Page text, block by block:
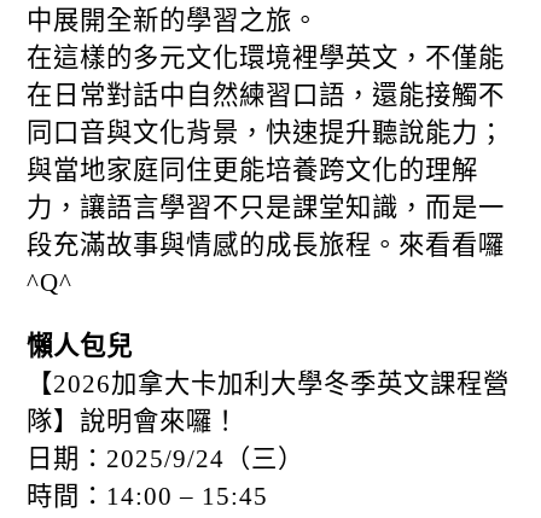
中展開全新的學習之旅。
在這樣的多元文化環境裡學英文，不僅能
在日常對話中自然練習口語，還能接觸不
同口音與文化背景，快速提升聽說能力；
與當地家庭同住更能培養跨文化的理解
力，讓語言學習不只是課堂知識，而是一
段充滿故事與情感的成長旅程。來看看囉
^Q^
懶人包兒
【2026加拿大卡加利大學冬季英文課程營
隊】說明會來囉！
日期：2025/9/24（三）
時間：14:00 – 15:45